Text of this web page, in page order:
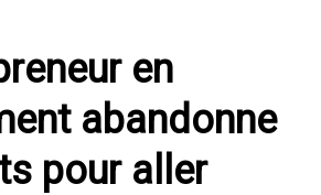
en
abandonne
pour aller